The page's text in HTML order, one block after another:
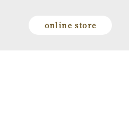
online store